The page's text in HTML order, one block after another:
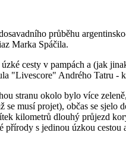
průběhu
Marka Spáčila.
cesty v pampách a (jak
"Livescore" Andrého Tatru
stranu okolo bylo více
musí projet), občas se
kilometrů dlouhý průjezd
s jedinou úzkou